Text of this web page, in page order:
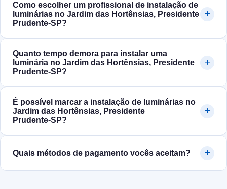
Como escolher um profissional de instalação de
luminárias no Jardim das Hortênsias, Presidente
Prudente‑SP?
Quanto tempo demora para instalar uma
luminária no Jardim das Hortênsias, Presidente
Prudente‑SP?
É possível marcar a instalação de luminárias no
Jardim das Hortênsias, Presidente
Prudente‑SP?
Quais métodos de pagamento vocês aceitam?